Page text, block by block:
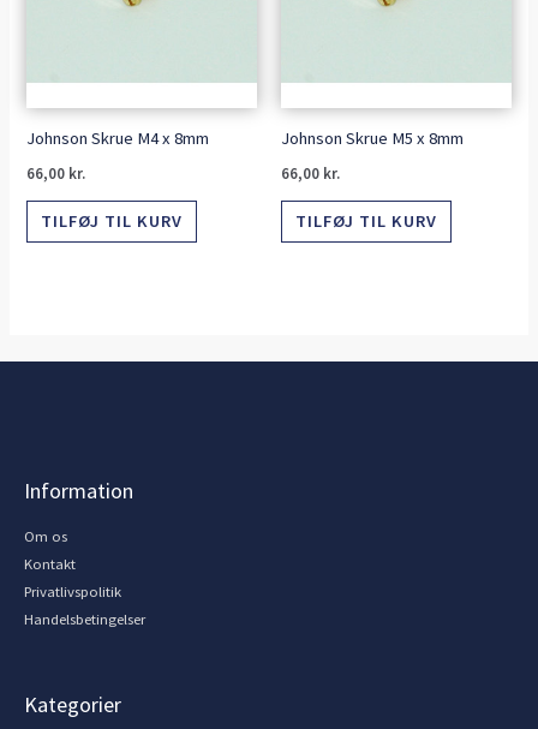
Johnson Skrue M4 x 8mm
66,00 kr.
TILFØJ TIL KURV
Johnson Skrue M5 x 8mm
66,00 kr.
TILFØJ TIL KURV
Information
Om os
Kontakt
Privatlivspolitik
Handelsbetingelser
Kategorier